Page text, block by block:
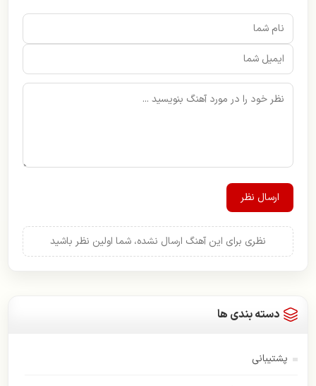
ارسال نظر
نظری برای این آهنگ ارسال نشده، شما اولین نظر باشید
دسته بندی ها
پشتیبانی